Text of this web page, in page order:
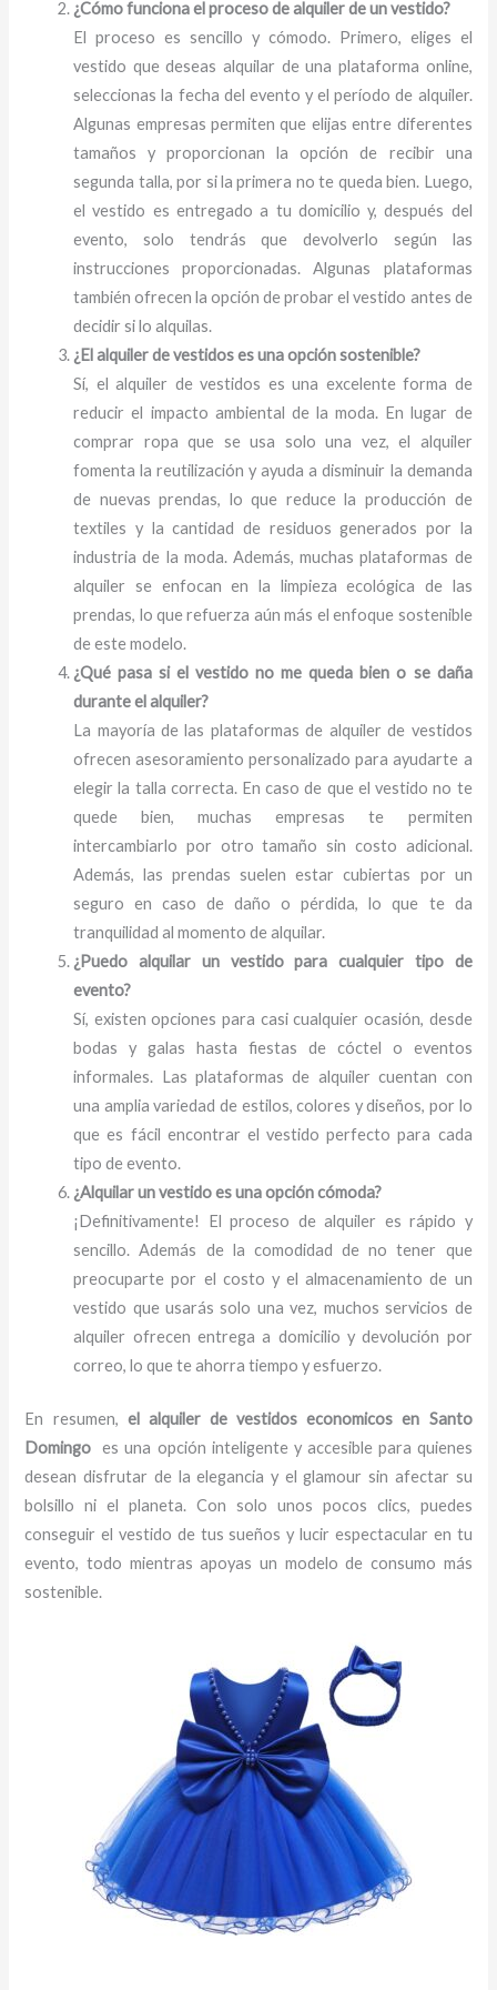
¿Cómo funciona el proceso de alquiler de un vestido?
El proceso es sencillo y cómodo. Primero, eliges el
vestido que deseas alquilar de una plataforma online,
seleccionas la fecha del evento y el período de alquiler.
Algunas empresas permiten que elijas entre diferentes
tamaños y proporcionan la opción de recibir una
segunda talla, por si la primera no te queda bien. Luego,
el vestido es entregado a tu domicilio y, después del
evento, solo tendrás que devolverlo según las
instrucciones proporcionadas. Algunas plataformas
también ofrecen la opción de probar el vestido antes de
decidir si lo alquilas.
¿El alquiler de vestidos es una opción sostenible?
Sí, el alquiler de vestidos es una excelente forma de
reducir el impacto ambiental de la moda. En lugar de
comprar ropa que se usa solo una vez, el alquiler
fomenta la reutilización y ayuda a disminuir la demanda
de nuevas prendas, lo que reduce la producción de
textiles y la cantidad de residuos generados por la
industria de la moda. Además, muchas plataformas de
alquiler se enfocan en la limpieza ecológica de las
prendas, lo que refuerza aún más el enfoque sostenible
de este modelo.
¿Qué pasa si el vestido no me queda bien o se daña
durante el alquiler?
La mayoría de las plataformas de alquiler de vestidos
ofrecen asesoramiento personalizado para ayudarte a
elegir la talla correcta. En caso de que el vestido no te
quede bien, muchas empresas te permiten
intercambiarlo por otro tamaño sin costo adicional.
Además, las prendas suelen estar cubiertas por un
seguro en caso de daño o pérdida, lo que te da
tranquilidad al momento de alquilar.
¿Puedo alquilar un vestido para cualquier tipo de
evento?
Sí, existen opciones para casi cualquier ocasión, desde
bodas y galas hasta fiestas de cóctel o eventos
informales. Las plataformas de alquiler cuentan con
una amplia variedad de estilos, colores y diseños, por lo
que es fácil encontrar el vestido perfecto para cada
tipo de evento.
¿Alquilar un vestido es una opción cómoda?
¡Definitivamente! El proceso de alquiler es rápido y
sencillo. Además de la comodidad de no tener que
preocuparte por el costo y el almacenamiento de un
vestido que usarás solo una vez, muchos servicios de
alquiler ofrecen entrega a domicilio y devolución por
correo, lo que te ahorra tiempo y esfuerzo.
En resumen, el alquiler de vestidos economicos en Santo
Domingo es una opción inteligente y accesible para quienes
desean disfrutar de la elegancia y el glamour sin afectar su
bolsillo ni el planeta. Con solo unos pocos clics, puedes
conseguir el vestido de tus sueños y lucir espectacular en tu
evento, todo mientras apoyas un modelo de consumo más
sostenible.